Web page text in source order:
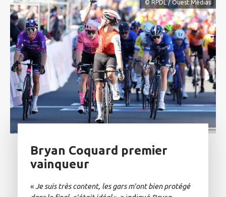
© RPDL / Ouest Médias
Bryan Coquard premier
vainqueur
«Je suis très content, les gars m'ont bien protégé